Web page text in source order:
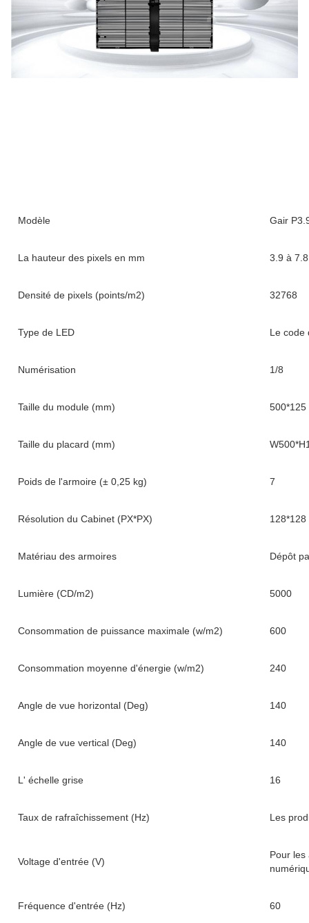
Modèle Gair
La hauteur des pixels en mm 3.9 à 7.8
Densité de pixels (points/m2) 32768
Type de LED Le code
Numérisation 1/8
Taille du module (mm) 500*125
Taille du placard (mm)
Poids de l'armoire (± 0,25 kg) 7
Résolution du Cabinet (PX*PX) 128*128
Matériau des armoires Dépôt
Lumière (CD/m2) 5000
Consommation de puissance maximale (w/m2) 600
Consommation moyenne d'énergie (w/m2) 240
Angle de vue horizontal (Deg) 140
Angle de vue vertical (Deg) 140
L' échelle grise 16
Taux de rafraîchissement (Hz) Les
Voltage d'entrée (V)
Pour les
Fréquence d'entrée (Hz) 60